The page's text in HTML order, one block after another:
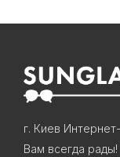
г. Киев
Вам всегда рады!